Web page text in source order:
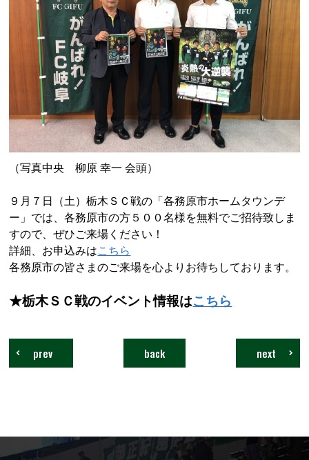
（写真中央 柳原 幸一 会頭）
９月７日（土）栃木ＳＣ戦の「各務原市ホームタウンデ
ー」では、各務原市の方５００名様を無料でご招待致しま
すので、ぜひご来場ください！
詳細、お申込みはこちら
各務原市の皆さまのご来場を心よりお待ちしております。
★栃木ＳＣ戦のイベント情報はこちら
next
back
prev